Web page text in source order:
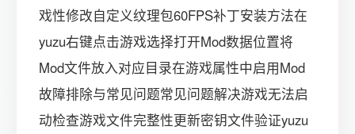
戏性修改自定义纹理包60FPS补丁安装方法在
yuzu右键点击游戏选择打开Mod数据位置将
Mod文件放入对应目录在游戏属性中启用Mod️
故障排除与常见问题常见问题解决游戏无法启
动检查游戏文件完整性更新密钥文件验证yuzu